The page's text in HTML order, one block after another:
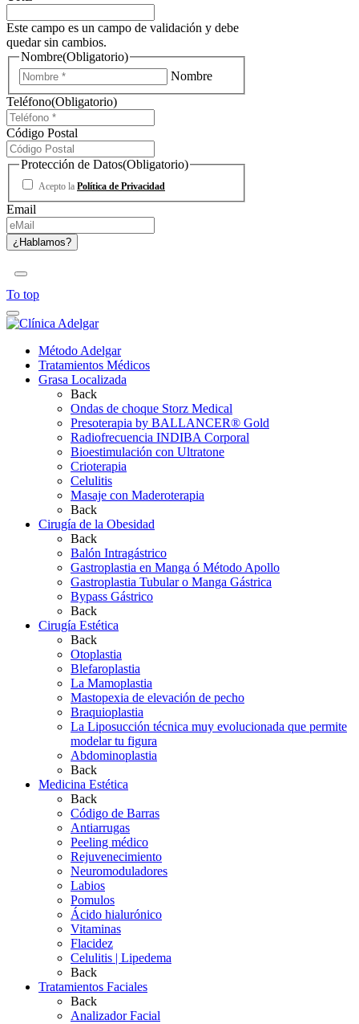
Este campo es un campo de validación y debe
quedar sin cambios.
Nombre(Obligatorio)
Nombre
Teléfono(Obligatorio)
Código Postal
Protección de Datos(Obligatorio)
Acepto la Política de Privacidad
Email
To top
Método Adelgar
Tratamientos Médicos
Grasa Localizada
Back
Ondas de choque Storz Medical
Presoterapia by BALLANCER® Gold
Radiofrecuencia INDIBA Corporal
Bioestimulación con Ultratone
Crioterapia
Celulitis
Masaje con Maderoterapia
Back
Cirugía de la Obesidad
Back
Balón Intragástrico
Gastroplastia en Manga ó Método Apollo
Gastroplastia Tubular o Manga Gástrica
Bypass Gástrico
Back
Cirugía Estética
Back
Otoplastia
Blefaroplastia
La Mamoplastia
Mastopexia de elevación de pecho
Braquioplastia
La Liposucción técnica muy evolucionada que permite
modelar tu figura
Abdominoplastia
Back
Medicina Estética
Back
Código de Barras
Antiarrugas
Peeling médico
Rejuvenecimiento
Neuromoduladores
Labios
Pomulos
Ácido hialurónico
Vitaminas
Flacidez
Celulitis | Lipedema
Back
Tratamientos Faciales
Back
Analizador Facial